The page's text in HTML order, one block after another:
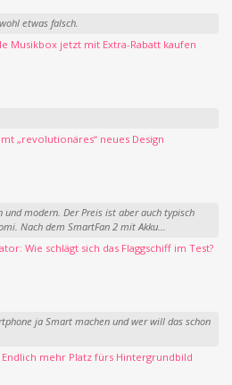
etwas falsch.
Musikbox jetzt mit Extra-Rabatt kaufen
„revolutionäres“ neues Design
und modern. Der Preis ist aber auch typisch
Nach dem SmartFan 2 mit Akku...
Wie schlägt sich das Flaggschiff im Test?
ja Smart machen und wer will das schon
mehr Platz fürs Hintergrundbild